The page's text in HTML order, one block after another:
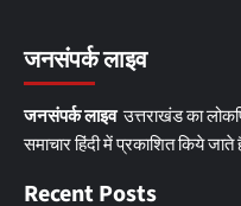
जनसंपर्क लाइव
जनसंपर्क लाइवउत्तराखंड का
समाचार हिंदी में प्रकाशित किये जाते
Recent Posts